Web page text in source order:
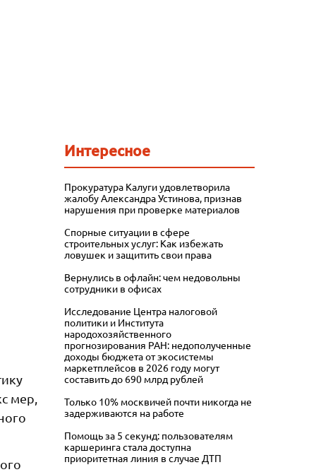
мер,
Интересное
Прокуратура Калуги удовлетворила
жалобу Александра Устинова, признав
нарушения при проверке материалов
Спорные ситуации в сфере
строительных услуг: Как избежать
ловушек и защитить свои права
Вернулись в офлайн: чем недовольны
сотрудники в офисах
Исследование Центра налоговой
политики и Института
народохозяйственного
прогнозирования РАН: недополученные
доходы бюджета от экосистемы
маркетплейсов в 2026 году могут
составить до 690 млрд рублей
Только 10% москвичей почти никогда не
задерживаются на работе
Помощь за 5 секунд: пользователям
каршеринга стала доступна
приоритетная линия в случае ДТП